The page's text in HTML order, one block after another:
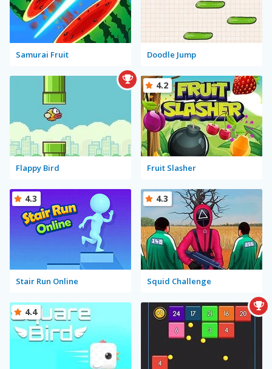
Samurai Fruit Doodle Jump
Flappy Bird Fruit Slasher
4.2
Stair Run Online
4.3
Squid Challenge
4.3
4.4